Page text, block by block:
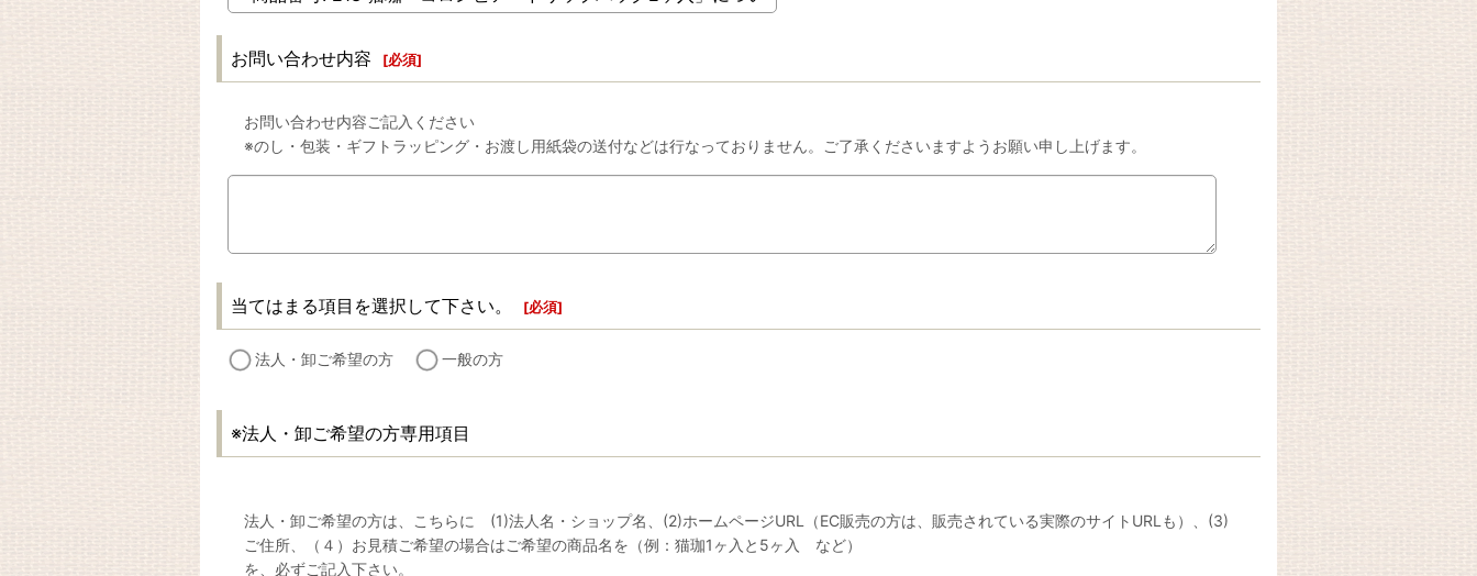
お問い合わせ内容 [必須]
お問い合わせ内容ご記入ください
※のし・包装・ギフトラッピング・お渡し用紙袋の送付などは行なっておりません。ご了承くださいますようお願い申し上げます。
当てはまる項目を選択して下さい。 [必須]
法人・卸ご希望の方 一般の方
※法人・卸ご希望の方専用項目
法人・卸ご希望の方は、こちらに (1)法人名・ショップ名、(2)ホームページURL（EC販売の方は、販売されている実際のサイトURLも）、(3)
ご住所、（４）お見積ご希望の場合はご希望の商品名を（例：猫珈1ヶ入と5ヶ入 など）
を、必ずご記入下さい。